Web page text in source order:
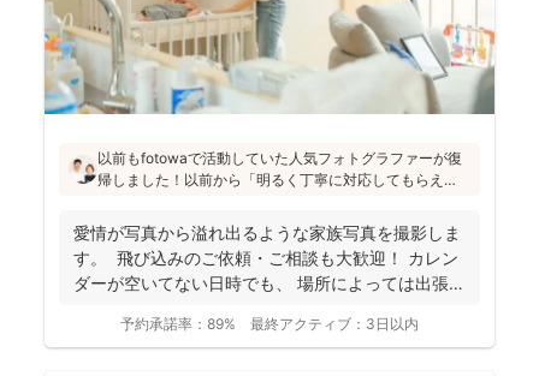
以前もfotowaで活動していた人気フォトグラファーが復
帰しました！以前から「明るく丁寧に対応してもらえ
と好評です♪特にニューボーンフォトは様々な研修を受講
し、クオリティ高いお写真をお届けされています(^^)
愛情が写真から溢れ出るような家族写真を撮影しま
す。 飛び込みのご依頼・ご相談も大歓迎！ カレン
ダーが空いてない日時でも、 場所によっては出張で
予約承諾率： 89% 最終アクティブ： 3日以内